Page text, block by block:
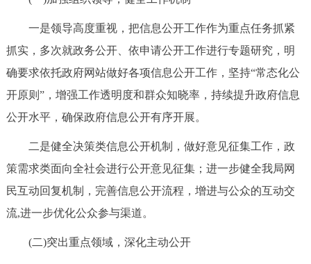
便民服务 利企服务 投资项目
政民互动
参与调查 在线访谈 图说互动
走进北京
北京概况 十六区概览
一是领导高度重视，把信息公开工作作为重点任务抓紧
抓实，多次就政务公开、依申请公开工作进行专题研究，明
确要求依托政府网站做好各项信息公开工作，坚持“常态化公
开原则”，增强工作透明度和群众知晓率，持续提升政府信息
公开水平，确保政府信息公开有序开展。
二是健全决策类信息公开机制，做好意见征集工作，政
策需求类面向全社会进行公开意见征集；进一步健全我局网
民互动回复机制，完善信息公开流程，增进与公众的互动交
流,进一步优化公众参与渠道。
(二)突出重点领域，深化主动公开